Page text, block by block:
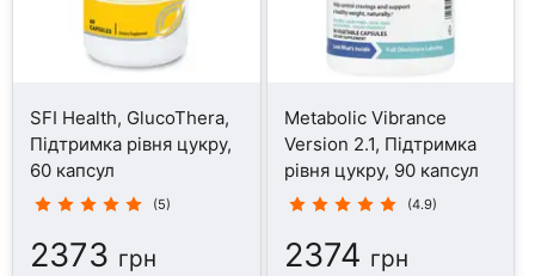
SFI Health, GlucoThera,
Підтримка рівня цукру,
60 капсул
(5)
2373 грн
Metabolic Vibrance
Version 2.1, Підтримка
рівня цукру, 90 капсул
(4.9)
2374 грн